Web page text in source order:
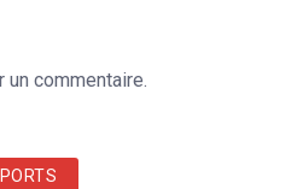
un commentaire.